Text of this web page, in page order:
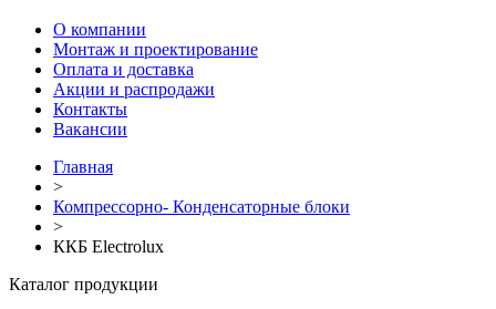
О компании
Монтаж и проектирование
Оплата и доставка
Акции и распродажи
Контакты
Вакансии
Главная
>
Компрессорно- Конденсаторные блоки
>
ККБ Electrolux
Каталог продукции